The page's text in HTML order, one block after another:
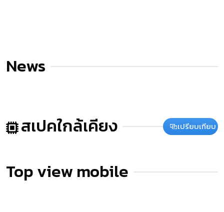
News
สเปคใกล้เคียง เปรียบเทียบ
Top view mobile